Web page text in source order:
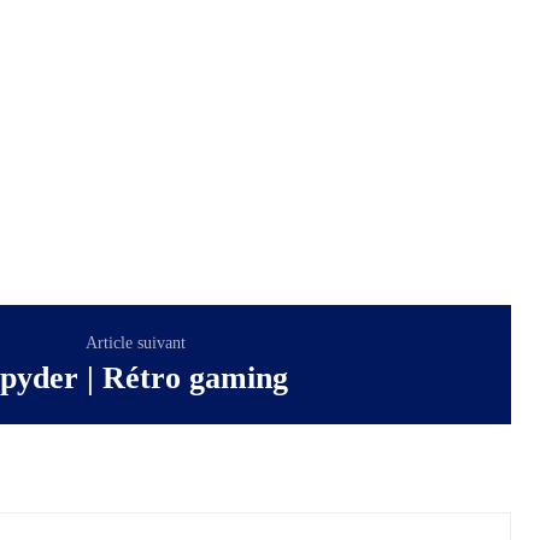
Article suivant
| Rétro gaming